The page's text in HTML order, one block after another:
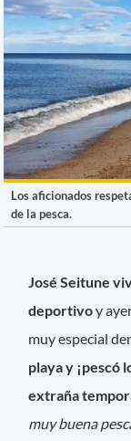
Los aficionados
de la pesca.
José Seitune
deportivoy
muy especial
playa y ¡pescó
extraña
muy buena